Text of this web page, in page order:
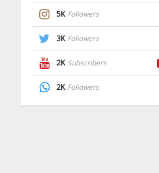
5K Followers
3K Followers
2K Subscribers
2K Followers